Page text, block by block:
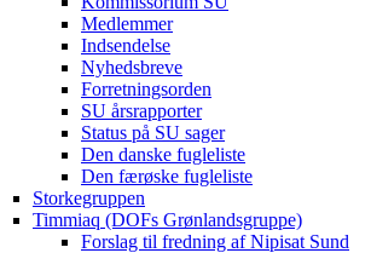
Medlemmer
Indsendelse
Nyhedsbreve
Forretningsorden
SU årsrapporter
Status på SU sager
Den danske fugleliste
Den færøske fugleliste
Storkegruppen
Timmiaq (DOFs Grønlandsgruppe)
Forslag til fredning af Nipisat Sund